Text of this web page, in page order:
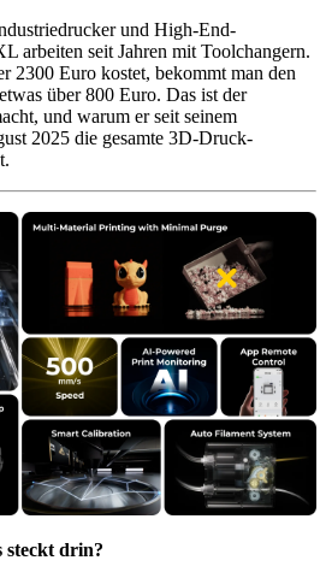
und High-End-
arbeiten seit Jahren mit Toolchangern.
2300 Euro kostet, bekommt man den
über 800 Euro. Das ist der
und warum er seit seinem
2025 die gesamte 3D-Druck-
steckt drin?